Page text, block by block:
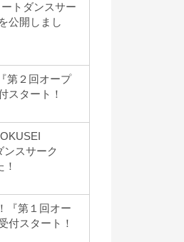
金
支援制度を利用予定
トダンスサー
公開しまし
第２回オープ
スタート！
ンスサーク
『第１回オー
付スタート！